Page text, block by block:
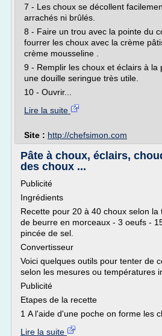
7 - Les choux se décollent
arrachés ni brûlés.
8 - Faire un trou avec la pointe du
fourrer les choux avec la crème
crème mousseline .
9 - Remplir les choux et éclairs à la
une douille seringue très utile.
10 - Ouvrir...
Lire la suite
Site : http://chefsimon.com
Pâte à choux, éclairs,
des choux ...
Publicité
Ingrédients
Recette pour 20 à 40 choux selon la
de beurre en morceaux - 3 oeufs -
pincée de sel.
Convertisseur
Voici quelques outils pour tenter de
selon les mesures ou températures
Publicité
Etapes de la recette
1 A l'aide d'une poche on forme les
Lire la suite